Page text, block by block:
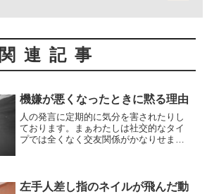
関連記事
機嫌が悪くなったときに黙る理由
人の発言に定期的に気分を害されたりし
ております。まぁわたしは社交的なタイ
プでは全くなく交友関係がかなりせまい
しわかってきました。...
左手人差し指のネイルが飛んだ動